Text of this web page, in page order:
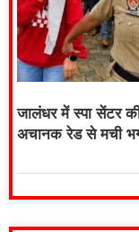
जालंधर में स्पा सेंटर
अचानक रेड से मची